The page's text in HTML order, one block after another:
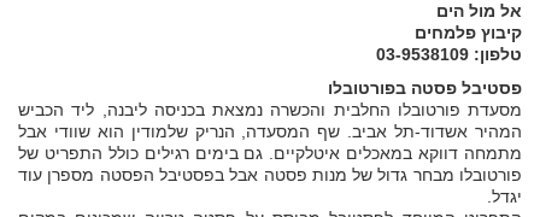
אל מול הים
קיבוץ פלמחים
טלפון: 03-9538109
פסטיבל פסטה בפורטובלו
מסעדת פורטובלו החלבית והכשרה נמצאת בכניסה ליבנה, ליד הכביש
המהיר אשדוד-תל אביב. שף המסעדה, הנריק שלמודין הוא שוודי אבל
מתמחה דווקא במאכלים איטלקיים. גם בימים רגילים כולל התפריט של
פורטובלו מבחר גדול של מנות פסטה אבל בפסטיבל הפסטה מספרן עוד
יגדל.